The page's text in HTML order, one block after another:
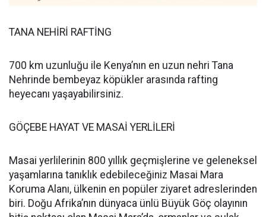
TANA NEHİRİ RAFTİNG
700 km uzunluğu ile Kenya’nın en uzun nehri Tana
Nehrinde bembeyaz köpükler arasında rafting
heyecanı yaşayabilirsiniz.
GÖÇEBE HAYAT VE MASAİ YERLİLERİ
Masai yerlilerinin 800 yıllık geçmişlerine ve geleneksel
yaşamlarına tanıklık edebileceğiniz Masai Mara
Koruma Alanı, ülkenin en popüler ziyaret adreslerinden
biri. Doğu Afrika’nın dünyaca ünlü Büyük Göç olayının